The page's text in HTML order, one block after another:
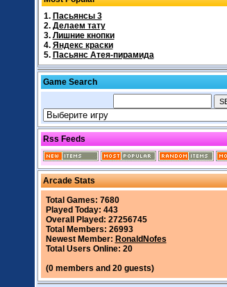
1. Пасьянсы 3
2. Делаем тату
3. Лишние кнопки
4. Яндекс краски
5. Пасьянс Атея-пирамида
Game Search
Rss Feeds
Arcade Stats
Total Games: 7680
Played Today: 443
Overall Played: 27256745
Total Members: 26993
Newest Member: RonaldNofes
Total Users Online: 20
(0 members and 20 guests)